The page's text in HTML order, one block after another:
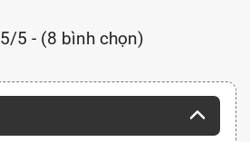
5/5 - (8 bình chọn)